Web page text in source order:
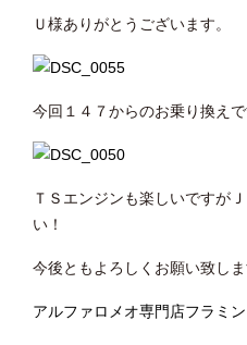
Ｕ様ありがとうございます。
今回１４７からのお乗り換えで
ＴＳエンジンも楽しいですが
い！
今後ともよろしくお願い致しま
アルファロメオ専門店フラミ